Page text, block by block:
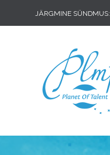
JÄRGMINE SÜNDMUS: